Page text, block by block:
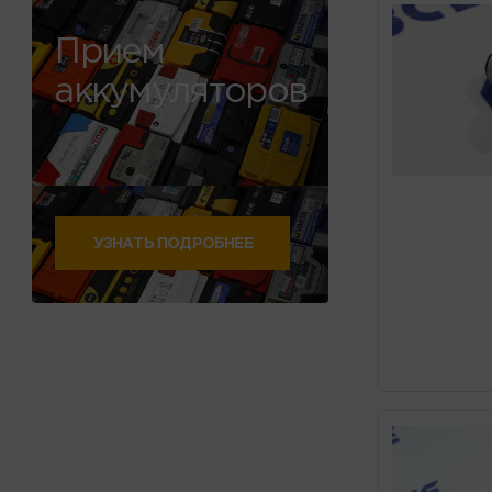
Прием
аккумуляторов
УЗНАТЬ ПОДРОБНЕЕ